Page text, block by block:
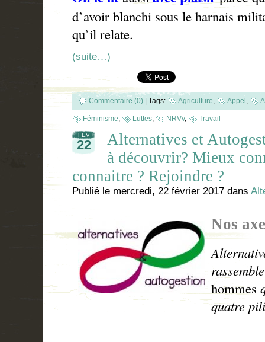
d’avoir blanchi sous le harnais
qu’il relate.
(suite…)
Commentaire (0) | Tags: Agriculture Appel
Féminisme Luttes NRVv, Travail
FÉV
22
Alternatives et
à découvrir? Mieux
connaitre ? Rejoindre ?
Publié le mercredi, 22 février 2017 dans
Nos
hommes
quatre